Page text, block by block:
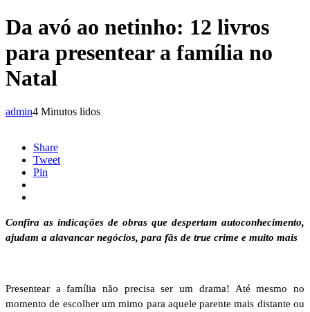
Da avó ao netinho: 12 livros
para presentear a família no
Natal
admin4 Minutos lidos
Share
Tweet
Pin
Confira as indicações de obras que despertam autoconhecimento,
ajudam a alavancar negócios, para fãs de true crime e muito mais
Presentear a família não precisa ser um drama! Até mesmo no
momento de escolher um mimo para aquele parente mais distante ou